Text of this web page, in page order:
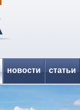
новости статьи